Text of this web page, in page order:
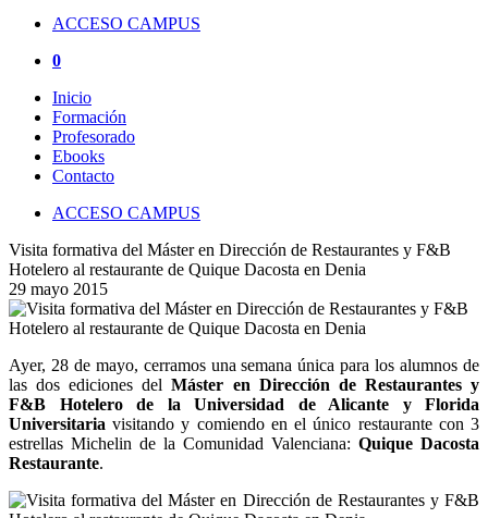
ACCESO CAMPUS
0
Inicio
Formación
Profesorado
Ebooks
Contacto
ACCESO CAMPUS
Visita formativa del Máster en Dirección de Restaurantes y F&B
Hotelero al restaurante de Quique Dacosta en Denia
29 mayo 2015
Ayer, 28 de mayo, cerramos una semana única para los alumnos de
las dos ediciones delMáster en Dirección de Restaurantes y
F&B Hotelero de la Universidad de Alicante y Florida
Universitaria visitando y comiendo en el único restaurante con 3
estrellas Michelin de la Comunidad Valenciana: Quique Dacosta
Restaurante.